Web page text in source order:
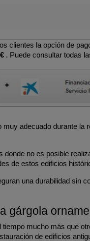
clientes la opción de
. Puede consultar todas
adecuado durante
donde no es posible
de estos edificios
una durabilidad sin
gárgola
mucho más que
de edificios